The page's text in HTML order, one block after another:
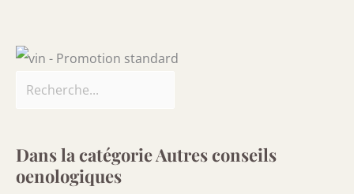
Dans la catégorie Autres conseils
oenologiques